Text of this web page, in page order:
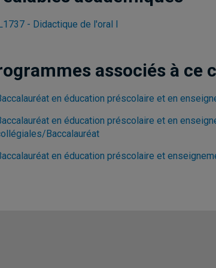
- Didactique de l'oral I
associés à ce
en éducation préscolaire et en
en éducation préscolaire et en
Baccalauréat
en éducation préscolaire et